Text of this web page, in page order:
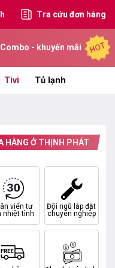
Tra cứu đơn hàng
Combo - khuyến mãi HOT
Tivi Tủ lạnh
HÀNG Ở THỊNH PHÁT
viên tư
nhiệt tình
Đội ngũ lắp đặt
chuyên nghiệp